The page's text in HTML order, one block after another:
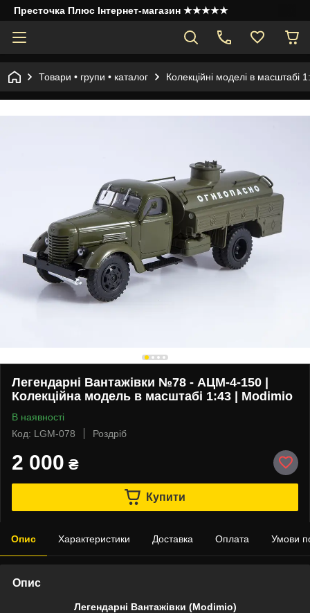
Престочка Плюс Інтернет-магазин ★★★★★
Товари • групи • каталог Колекційні моделі в масштабі
Легендарні Вантажівки №78 - АЦМ-4-150 |
Колекційна модель в масштабі 1:43 | Modimio
В наявності
Код: LGM-078
Роздріб
2 000 ₴
Купити
Опис Характеристики Доставка Оплата Умови
Опис
Легендарні Вантажівки (Modimio)